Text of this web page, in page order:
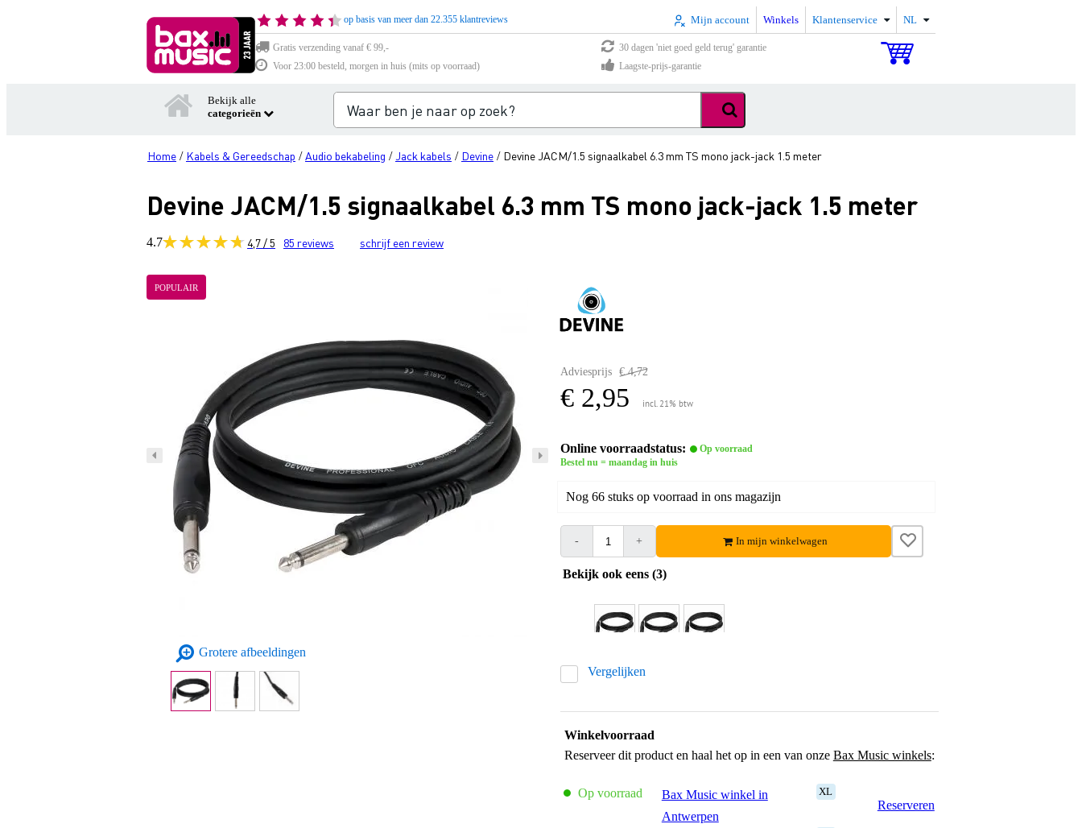
op basis van meer dan 22.355 klantreviews Mijn account Winkels Klantenservice NL
Gratis verzending vanaf € 99,-
30 dagen 'niet goed geld terug' garantie
Voor 23:00 besteld, morgen in huis (mits op voorraad)
Laagste-prijs-garantie
Bekijk alle
categorieën
Home / Kabels & Gereedschap /Audio bekabeling / Jack kabels / Devine / Devine JACM/1.5 signaalkabel 6.3 mm TS mono jack-jack 1.5 meter
Devine JACM/1.5 signaalkabel 6.3 mm TS mono jack-jack 1.5 meter
4.7 4,7 / 5 85 reviews schrijf een review
POPULAIR
Grotere afbeeldingen
Adviesprijs € 4,72
€ 2,95 incl. 21% btw
Online voorraadstatus:
Op voorraad
Bestel nu = maandag in huis
Nog 66 stuks op voorraad in ons magazijn
- + In mijn winkelwagen
Bekijk ook eens (3)
Vergelijken
Winkelvoorraad
Reserveer dit product en haal het op in een van onze Bax Music winkels:
Op voorraad
Bax Music winkel in
Antwerpen
XL
Reserveren